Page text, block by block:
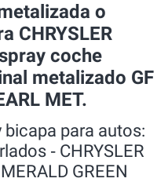
o
CHRYSLER
coche
metalizado GF
MET.
para autos:
‐ CHRYSLER
GREEN